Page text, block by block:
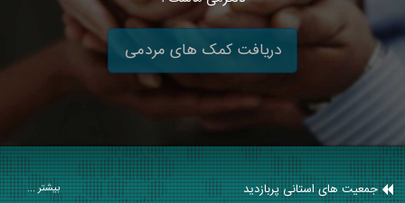
دریافت کمک های مردمی
جمعیت های استانی پربازدید بیشتر ...